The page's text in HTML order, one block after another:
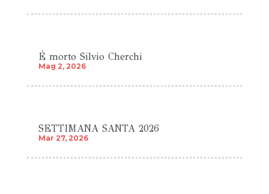
É morto Silvio Cherchi
Mag 2, 2026
SETTIMANA SANTA 2026
Mar 27, 2026